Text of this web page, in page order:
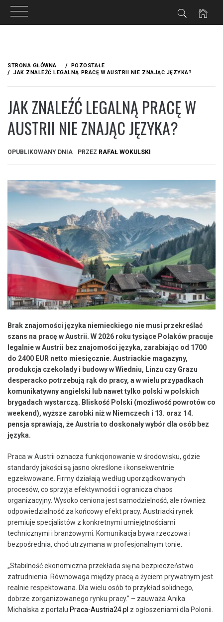
treściSTRONA GŁÓWNA
POZOSTAŁE
JAK ZNALEŹĆ LEGALNĄ PRACĘ W AUSTRII NIE ZNAJĄC JĘZYKA?
JAK ZNALEŹĆ LEGALNĄ PRACĘ W
AUSTRII NIE ZNAJĄC JĘZYKA?
OPUBLIKOWANY DNIA PRZEZ RAFAŁ WOKULSKI
Brak znajomości języka niemieckiego nie musi przekreślać
szans na pracę w Austrii. W 2026 roku tysiące Polaków pracuje
legalnie w Austrii bez znajomości języka, zarabiając od 1700
do 2400 EUR netto miesięcznie. Austriackie magazyny,
produkcja czekolady i budowy w Wiedniu, Linzu czy Grazu
desperacko potrzebują rąk do pracy, a w wielu przypadkach
komunikatywny angielski lub nawet tylko polski w polskich
brygadach wystarczą. Bliskość Polski (możliwość powrotów co
weekend), wyższe zarobki niż w Niemczech i 13. oraz 14.
pensja sprawiają, że Austria to doskonały wybór dla osób bez
języka.
Praca w Austrii oznacza funkcjonowanie w środowisku, gdzie
standardy jakości są jasno określone i konsekwentnie
egzekwowane. Firmy działają według uporządkowanych
procesów, co sprzyja efektywności i ogranicza chaos
organizacyjny. Wysoko ceniona jest samodzielność, ale również
odpowiedzialność za końcowy efekt pracy. Austriacki rynek
premiuje specjalistów z konkretnymi umiejętnościami
technicznymi i branżowymi. Komunikacja bywa rzeczowa i
bezpośrednia, choć utrzymana w profesjonalnym tonie.
„Stabilność ekonomiczna przekłada się na bezpieczeństwo
zatrudnienia. Równowaga między pracą a życiem prywatnym jest
realnie respektowana. Dla wielu osób to przykład solidnego,
dobrze zorganizowanego rynku pracy.” – zauważa Anika
Michalska z portalu Praca-Austria24.pl z ogłoszeniami dla Polonii.